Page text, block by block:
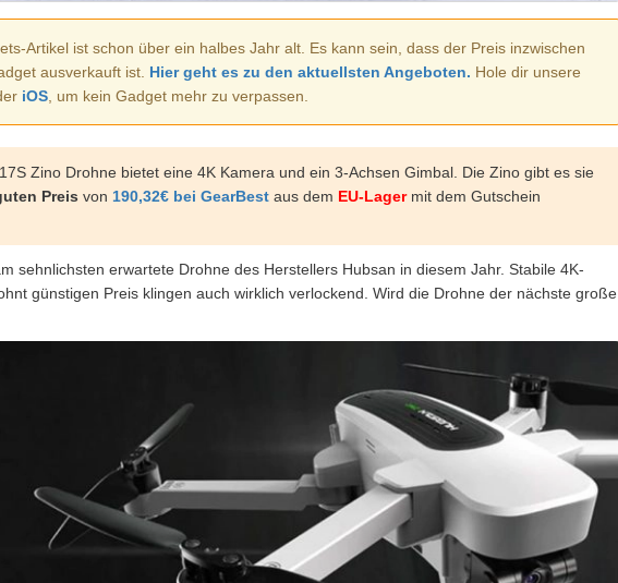
Artikel ist schon über ein halbes Jahr alt. Es kann sein, dass der Preis inzwischen
ausverkauft ist. Hier geht es zu den aktuellsten Angeboten. Hole dir unsere
iOS , um kein Gadget mehr zu verpassen.
Zino Drohne bietet eine 4K Kamera und ein 3-Achsen Gimbal. Die Zino gibt es sie
Preis von 190,32€ bei GearBest aus dem EU-Lagermit dem Gutschein
sehnlichsten erwartete Drohne des Herstellers Hubsan in diesem Jahr. Stabile 4K-
günstigen Preis klingen auch wirklich verlockend. Wird die Drohne der nächste große